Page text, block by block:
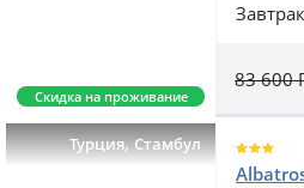
Скидка на проживание
Завтрак
83 600
Турция,Стамбул